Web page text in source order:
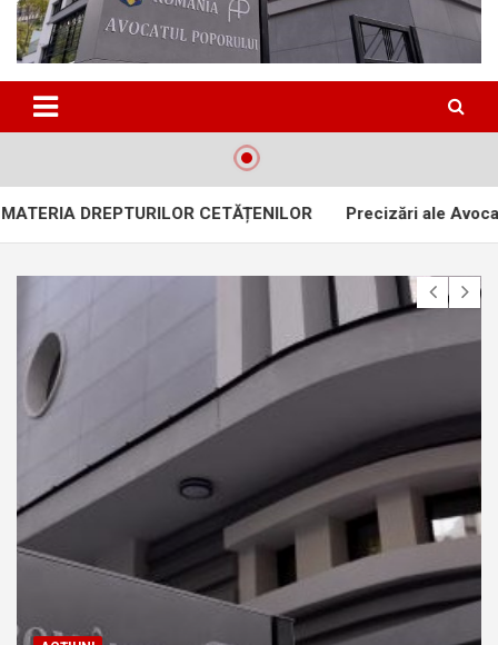
CETĂȚENILOR Precizări ale Avocatului